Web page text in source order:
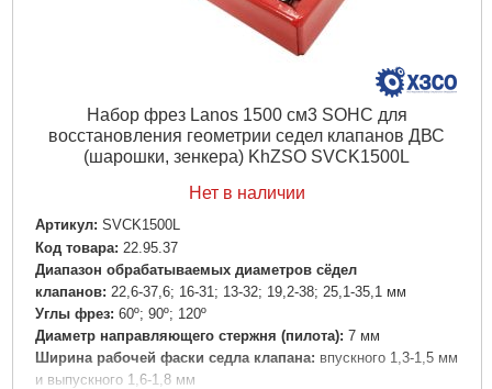
Набор фрез Lanos 1500 см3 SOHC для
восстановления геометрии седел клапанов ДВС
(шарошки, зенкера) KhZSO SVCK1500L
Нет в наличии
Артикул: SVCK1500L
Код товара: 22.95.37
Диапазон обрабатываемых диаметров сёдел
клапанов: 22,6-37,6; 16-31; 13-32; 19,2-38; 25,1-35,1 мм
Углы фрез: 60º; 90º; 120º
Диаметр направляющего стержня (пилота): 7 мм
Ширина рабочей фаски седла клапана: впускного 1,3-1,5 мм
и выпускного 1,6-1,8 мм